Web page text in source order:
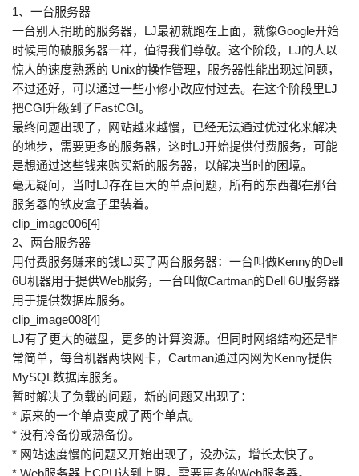
1、一台服务器
一台别人捐助的服务器，LJ最初就跑在上面，就像Google开始
时候用的破服务器一样，值得我们尊敬。这个阶段，LJ的人以
惊人的速度熟悉的 Unix的操作管理，服务器性能出现过问题，
不过还好，可以通过一些小修小改应付过去。在这个阶段里LJ
把CGI升级到了FastCGI。
最终问题出现了，网站越来越慢，已经无法通过优过化来解决
的地步，需要更多的服务器，这时LJ开始提供付费服务，可能
是想通过这些钱来购买新的服务器，以解决当时的困境。
毫无疑问，当时LJ存在巨大的单点问题，所有的东西都在那台
服务器的铁皮盒子里装着。
clip_image006[4]
2、两台服务器
用付费服务赚来的钱LJ买了两台服务器：一台叫做Kenny的Dell
6U机器用于提供Web服务，一台叫做Cartman的Dell 6U服务器
用于提供数据库服务。
clip_image008[4]
LJ有了更大的磁盘，更多的计算资源。但同时网络结构还是非
常简单，每台机器两块网卡，Cartman通过内网为Kenny提供
MySQL数据库服务。
暂时解决了负载的问题，新的问题又出现了：
* 原来的一个单点变成了两个单点。
* 没有冷备份或热备份。
* 网站速度慢的问题又开始出现了，没办法，增长太快了。
* Web服务器上CPU达到上限，需要更多的Web服务器。